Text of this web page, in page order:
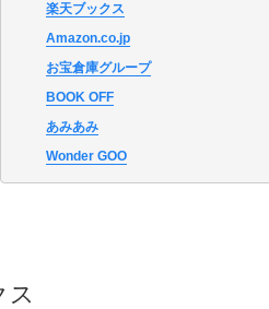
楽天ブックス
Amazon.co.jp
お宝倉庫グループ
BOOK OFF
あみあみ
Wonder GOO
ス